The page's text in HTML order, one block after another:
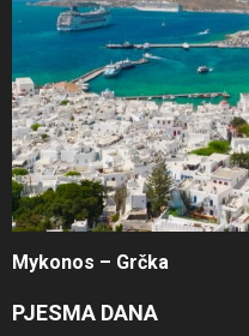
Mykonos – Grčka
PJESMA DANA